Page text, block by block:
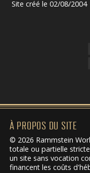
Site créé le 02/08/2004
À PROPOS DU SITE
© 2026 Rammstein
totale ou partielle
un site sans vocation
financent les coûts